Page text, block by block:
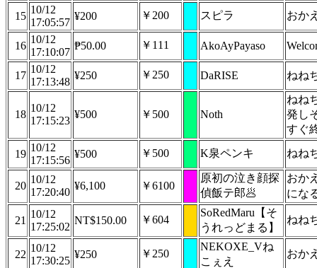
15
10/12
17:05:57
¥200 ￥200 スピラ おか
16
10/12
17:10:07
₱50.00 ￥111 AkoAyPayaso
17
10/12
17:13:48
¥250 ￥250 DaRISE ねね
18
10/12
17:15:23
¥500 ￥500 Noth
ねね
発し
すぐ
19
10/12
17:15:56
¥500 ￥500 K泉ペンキ ねね
20
10/12
17:20:40
¥6,100 ￥6100
原初の泣き顔探
偵飯テ郎🥟
おか
にな
21
10/12
17:25:02
NT$150.00 ￥604
SoRedMaru【そ
うれっどまる】
ねね
22
10/12
17:30:25
¥250 ￥250
NEKOXE_Vね
こぇえ
おか